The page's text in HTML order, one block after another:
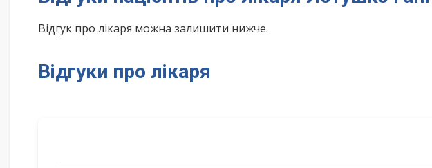
Відгук про лікаря можна залишити нижче.
Відгуки про лікаря